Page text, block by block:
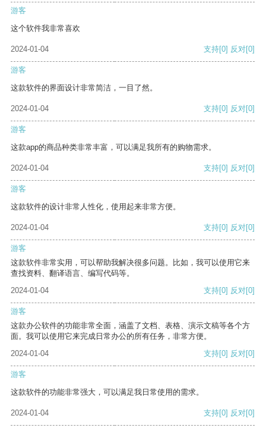
游客
这个软件我非常喜欢
2024-01-04 支持[0] 反对[0]
游客
这款软件的界面设计非常简洁，一目了然。
2024-01-04 支持[0] 反对[0]
游客
这款app的商品种类非常丰富，可以满足我所有的购物需求。
2024-01-04 支持[0] 反对[0]
游客
这款软件的设计非常人性化，使用起来非常方便。
2024-01-04 支持[0] 反对[0]
游客
这款软件非常实用，可以帮助我解决很多问题。比如，我可以使用它来
查找资料、翻译语言、编写代码等。
2024-01-04
支持[0] 反对[0]
游客
这款办公软件的功能非常全面，涵盖了文档、表格、演示文稿等各个方
面。我可以使用它来完成日常办公的所有任务，非常方便。
2024-01-04
支持[0] 反对[0]
游客
这款软件的功能非常强大，可以满足我日常使用的需求。
2024-01-04 支持[0] 反对[0]